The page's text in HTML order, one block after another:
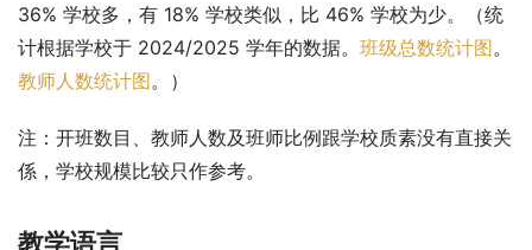
36% 学校多，有 18% 学校类似，比 46% 学校为少。（统
计根据学校于 2024/2025 学年的数据。 班级总数统计图。
教师人数统计图。）
注：开班数目、教师人数及班师比例跟学校质素没有直接关
係，学校规模比较只作参考。
教学语言